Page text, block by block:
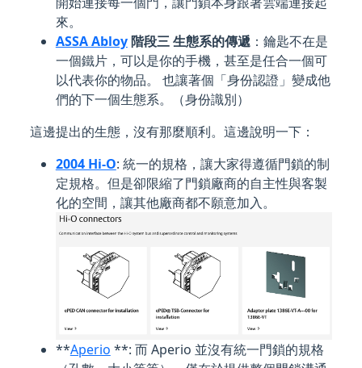
來。
ASSA Abloy階段三 生態系的傳遞：鑰匙不在是
一個鐵片，可以是你的手機，甚至是任合一個可
以代表你的物品。 也讓著個「身份認證」變成他
們的下一個生態系。（身份識別）
這邊提出的生態，沒有那麼順利。這邊說明一下：
2004 Hi-O: 統一的規格，讓大家得遵循門鎖的制
定規格。但是卻限縮了門鎖廠商的自主性與客製
化的空間，讓其他廠商都不願意加入。
**Aperio **: 而 Aperio 並沒有統一門鎖的規格